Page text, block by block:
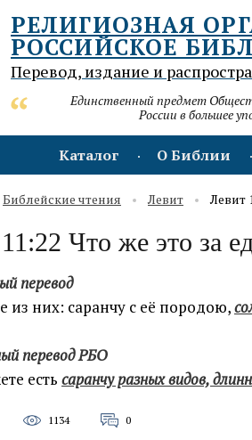
РЕЛИГИОЗНАЯ
РОССИЙСКОЕ
Перевод, издание и
Единственный предмет
России в большее
Каталог О Библии
Библейские чтения Левит Левит
Что же это за
перевод
из них: саранчу с её породою,
перевод РБО
есть саранчу разных видов,
1134 0